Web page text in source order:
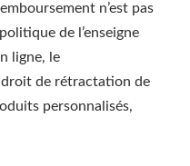
n’est pas
de l’enseigne
ligne, le
droit de rétractation de
personnalisés,